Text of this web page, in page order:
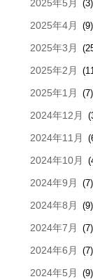
2025年5月 (3)
2025年4月 (9)
2025年3月
2025年2月
2025年1月 (7)
2024年12月
2024年11月
2024年10月
2024年9月 (7)
2024年8月 (9)
2024年7月 (7)
2024年6月 (7)
2024年5月 (9)